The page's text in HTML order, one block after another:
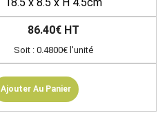
86.40€ HT
Soit : 0.4800€ l'unité
Ajouter Au Panier